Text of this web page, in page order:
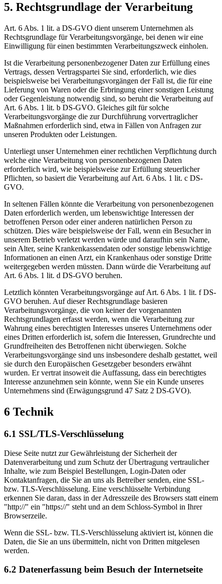
5. Rechtsgrundlage der Verarbeitung
Art. 6 Abs. 1 lit. a DS-GVO dient unserem Unternehmen als
Rechtsgrundlage für Verarbeitungsvorgänge, bei denen wir eine
Einwilligung für einen bestimmten Verarbeitungszweck einholen.
Ist die Verarbeitung personenbezogener Daten zur Erfüllung eines
Vertrags, dessen Vertragspartei Sie sind, erforderlich, wie dies
beispielsweise bei Verarbeitungsvorgängen der Fall ist, die für eine
Lieferung von Waren oder die Erbringung einer sonstigen Leistung
oder Gegenleistung notwendig sind, so beruht die Verarbeitung auf
Art. 6 Abs. 1 lit. b DS-GVO. Gleiches gilt für solche
Verarbeitungsvorgänge die zur Durchführung vorvertraglicher
Maßnahmen erforderlich sind, etwa in Fällen von Anfragen zur
unseren Produkten oder Leistungen.
Unterliegt unser Unternehmen einer rechtlichen Verpflichtung durch
welche eine Verarbeitung von personenbezogenen Daten
erforderlich wird, wie beispielsweise zur Erfüllung steuerlicher
Pflichten, so basiert die Verarbeitung auf Art. 6 Abs. 1 lit. c DS-
GVO.
In seltenen Fällen könnte die Verarbeitung von personenbezogenen
Daten erforderlich werden, um lebenswichtige Interessen der
betroffenen Person oder einer anderen natürlichen Person zu
schützen. Dies wäre beispielsweise der Fall, wenn ein Besucher in
unserem Betrieb verletzt werden würde und daraufhin sein Name,
sein Alter, seine Krankenkassendaten oder sonstige lebenswichtige
Informationen an einen Arzt, ein Krankenhaus oder sonstige Dritte
weitergegeben werden müssten. Dann würde die Verarbeitung auf
Art. 6 Abs. 1 lit. d DS-GVO beruhen.
Letztlich könnten Verarbeitungsvorgänge auf Art. 6 Abs. 1 lit. f DS-
GVO beruhen. Auf dieser Rechtsgrundlage basieren
Verarbeitungsvorgänge, die von keiner der vorgenannten
Rechtsgrundlagen erfasst werden, wenn die Verarbeitung zur
Wahrung eines berechtigten Interesses unseres Unternehmens oder
eines Dritten erforderlich ist, sofern die Interessen, Grundrechte und
Grundfreiheiten des Betroffenen nicht überwiegen. Solche
Verarbeitungsvorgänge sind uns insbesondere deshalb gestattet, weil
sie durch den Europäischen Gesetzgeber besonders erwähnt
wurden. Er vertrat insoweit die Auffassung, dass ein berechtigtes
Interesse anzunehmen sein könnte, wenn Sie ein Kunde unseres
Unternehmens sind (Erwägungsgrund 47 Satz 2 DS-GVO).
6 Technik
6.1 SSL/TLS-Verschlüsselung
Diese Seite nutzt zur Gewährleistung der Sicherheit der
Datenverarbeitung und zum Schutz der Übertragung vertraulicher
Inhalte, wie zum Beispiel Bestellungen, Login-Daten oder
Kontaktanfragen, die Sie an uns als Betreiber senden, eine SSL-
bzw. TLS-Verschlüsselung. Eine verschlüsselte Verbindung
erkennen Sie daran, dass in der Adresszeile des Browsers statt einem
"http://" ein "https://" steht und an dem Schloss-Symbol in Ihrer
Browserzeile.
Wenn die SSL- bzw. TLS-Verschlüsselung aktiviert ist, können die
Daten, die Sie an uns übermitteln, nicht von Dritten mitgelesen
werden.
6.2 Datenerfassung beim Besuch der Internetseite